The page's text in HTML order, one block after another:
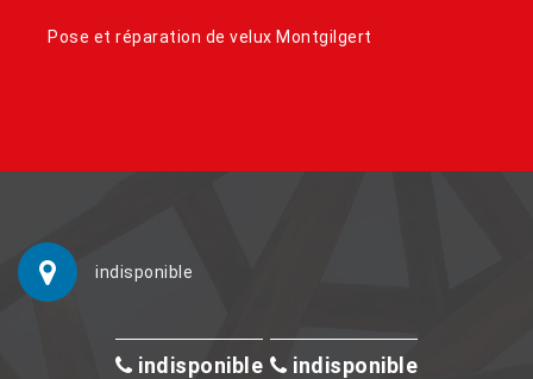
Pose et réparation de velux Montgilgert
indisponible
indisponible indisponible